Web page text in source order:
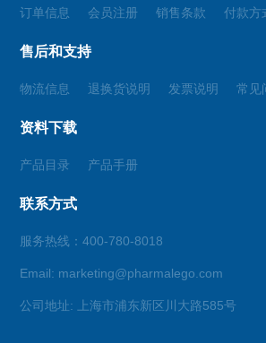
订单信息 会员注册 销售条款 付款方
售后和支持
物流信息 退换货说明 发票说明 常见
资料下载
产品目录 产品手册
联系方式
服务热线：400-780-8018
Email: marketing@pharmalego.com
公司地址: 上海市浦东新区川大路585号